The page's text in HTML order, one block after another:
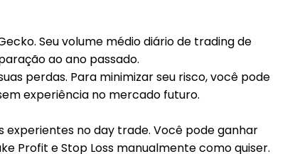
Seu volume médio diário de trading de
ao ano passado.
perdas. Para minimizar seu risco, você pode
experiência no mercado futuro.
no day trade. Você pode ganhar
Profit e Stop Loss manualmente como quiser.